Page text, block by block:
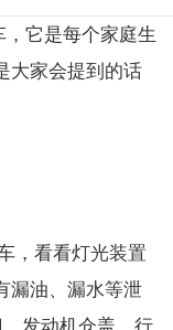
它是每个家庭生
大家会提到的话
看看灯光装置
漏油、漏水等泄